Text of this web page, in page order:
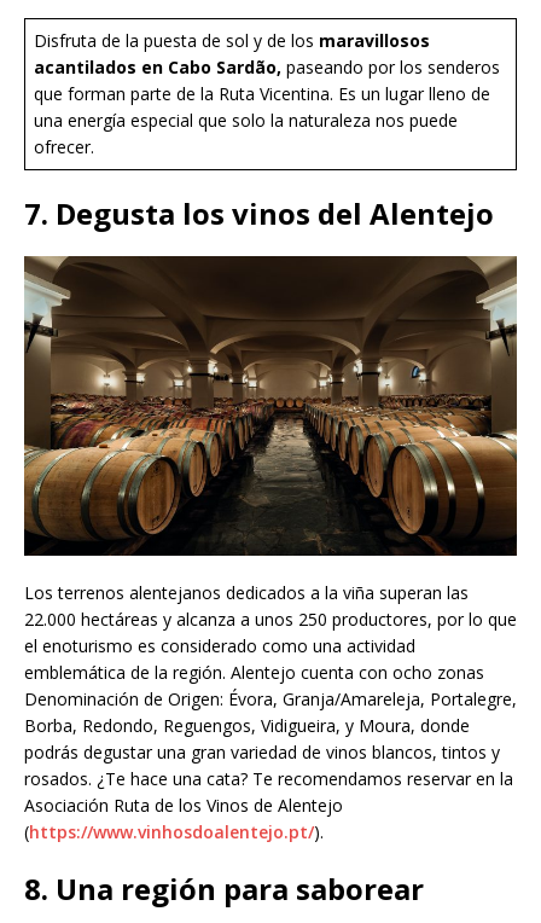
Disfruta de la puesta de sol y de los maravillosos
acantilados en Cabo Sardão, paseando por los senderos
que forman parte de la Ruta Vicentina. Es un lugar lleno de
una energía especial que solo la naturaleza nos puede
ofrecer.
7. Degusta los vinos del Alentejo
Los terrenos alentejanos dedicados a la viña superan las
22.000 hectáreas y alcanza a unos 250 productores, por lo que
el enoturismo es considerado como una actividad
emblemática de la región. Alentejo cuenta con ocho zonas
Denominación de Origen: Évora, Granja/Amareleja, Portalegre,
Borba, Redondo, Reguengos, Vidigueira, y Moura, donde
podrás degustar una gran variedad de vinos blancos, tintos y
rosados. ¿Te hace una cata? Te recomendamos reservar en la
Asociación Ruta de los Vinos de Alentejo
(https://www.vinhosdoalentejo.pt/).
8. Una región para saborear